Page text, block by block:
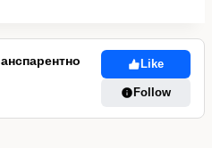
Like
Follow